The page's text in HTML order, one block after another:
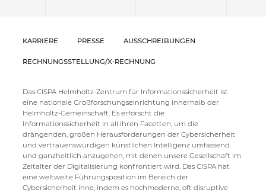
KARRIERE PRESSE AUSSCHREIBUNGEN
RECHNUNGSSTELLUNG/X-RECHNUNG
Das CISPA Helmholtz-Zentrum für Informationssicherheit ist
eine nationale Großforschungseinrichtung innerhalb der
Helmholtz-Gemeinschaft. Es erforscht die
Informationssicherheit in all ihren Facetten, um die
drängenden, großen Herausforderungen der Cybersicherheit
und vertrauenswürdigen künstlichen Intelligenz umfassend
und ganzheitlich anzugehen, mit denen unsere Gesellschaft im
Zeitalter der Digitalisierung konfrontiert wird. Das CISPA hat
eine weltweite Führungsposition im Bereich der
Cybersicherheit inne, indem es hochmoderne, oft disruptive